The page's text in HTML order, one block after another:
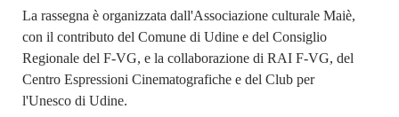
La rassegna è organizzata dall'Associazione culturale Maiè,
con il contributo del Comune di Udine e del Consiglio
Regionale del F-VG, e la collaborazione di RAI F-VG, del
Centro Espressioni Cinematografiche e del Club per
l'Unesco di Udine.